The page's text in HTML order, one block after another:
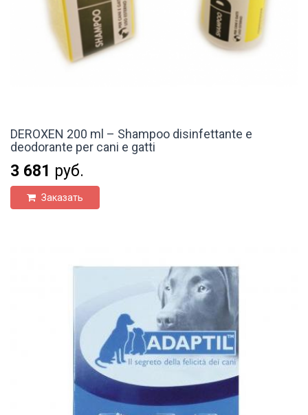
DEROXEN 200 ml – Shampoo disinfettante e
deodorante per cani e gatti
3 681 руб.
Заказать